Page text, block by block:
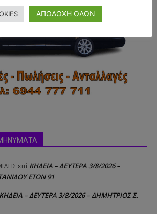
επί ΚΗΔΕΙΑ – ΔΕΥΤΕΡΑ 3/8/2026 –
ΕΤΩΝ 91
ΚΗΔΕΙΑ – ΔΕΥΤΕΡΑ 3/8/2026 – ΔΗΜΗΤΡΙΟΣ Σ.
ΑΠΟΔΟΧΗ ΟΛΩΝ